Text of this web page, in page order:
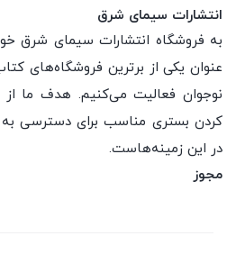
انتشارات سیمای شرق
به فروشگاه انتشارات سیمای شرق
عنوان یکی از برترین فروشگاه‌های
نوجوان فعالیت می‌کنیم. هدف ما
کردن بستری مناسب برای دسترسی
در این زمینه‌هاست.
مجوز